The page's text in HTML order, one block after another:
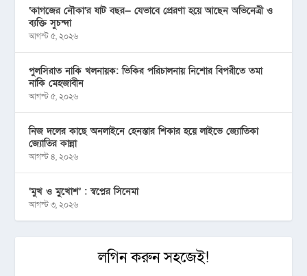
‘কাগজের নৌকা’র ষাট বছর— যেভাবে প্রেরণা হয়ে আছেন অভিনেত্রী ও
ব্যক্তি সুচন্দা
আগস্ট ৫, ২০২৬
পুলসিরাত নাকি খলনায়ক: ভিকির পরিচালনায় নিশোর বিপরীতে তমা
নাকি মেহজাবীন
আগস্ট ৫, ২০২৬
নিজ দলের কাছে অনলাইনে হেনস্তার শিকার হয়ে লাইভে জ্যোতিকা
জ্যোতির কান্না
আগস্ট ৪, ২০২৬
‘মুখ ও মু্খোশ’ : স্বপ্নের সিনেমা
আগস্ট ৩, ২০২৬
লগিন করুন সহজেই!